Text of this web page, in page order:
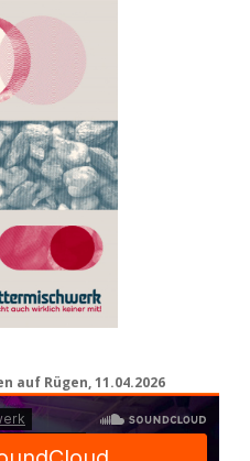
auf Rügen, 11.04.2026